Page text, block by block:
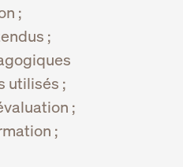
;
;
utilisés ;
;
;